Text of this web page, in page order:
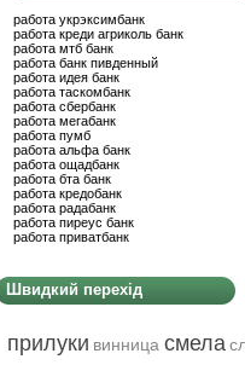
работа укрэксимбанк
работа креди агриколь банк
работа мтб банк
работа банк пивденный
работа идея банк
работа таскомбанк
работа сбербанк
работа мегабанк
работа пумб
работа альфа банк
работа ощадбанк
работа бта банк
работа кредобанк
работа радабанк
работа пиреус банк
работа приватбанк
Швидкий перехід
прилуки винница смела